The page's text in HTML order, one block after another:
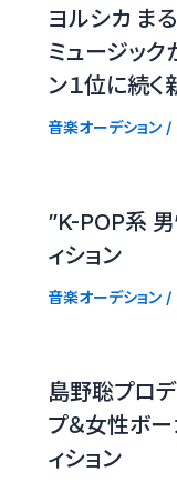
ヨルシカ ま
ミュージック
ン１位に続く
音楽オーデション/
”K-POP系
ィション
音楽オーデション/
島野聡プロ
プ＆女性ボ
ィション